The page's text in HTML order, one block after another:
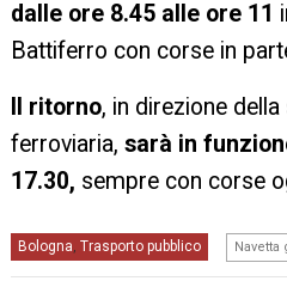
dalle ore 8.45 alle ore 11
Battiferro con corse in
Il ritorno, in direzione
ferroviaria,sarà in
17.30, sempre con corse
Bologna, Trasporto pubblico Navetta